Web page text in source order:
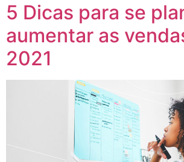
5 Dicas para se
aumentar as
2021